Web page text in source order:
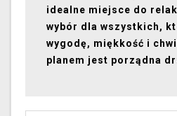
idealne miejsce do
wybór dla wszystkich,
wygodę, miękkość i
planem jest porządna